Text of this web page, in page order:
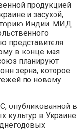
продукцией
и засухой,
Индии. МИД
представителя
в конце мая
планируют
зерна, которое
по новому
опубликованной в
культур в Украине